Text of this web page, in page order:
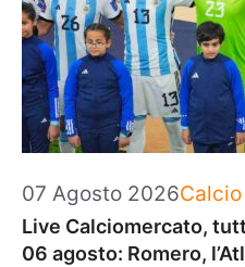
07 Agosto 2026Calcio
Live Calciomercato,
06 agosto: Romero,